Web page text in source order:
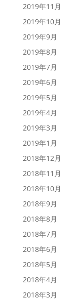
2019年11月
2019年10月
2019年9月
2019年8月
2019年7月
2019年6月
2019年5月
2019年4月
2019年3月
2019年1月
2018年12月
2018年11月
2018年10月
2018年9月
2018年8月
2018年7月
2018年6月
2018年5月
2018年4月
2018年3月